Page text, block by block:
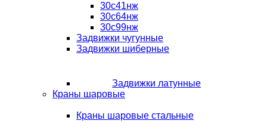
30с41нж
30с64нж
30с99нж
Задвижки чугунные
Задвижки шиберные
Задвижки латунные
Краны шаровые
Краны шаровые стальные